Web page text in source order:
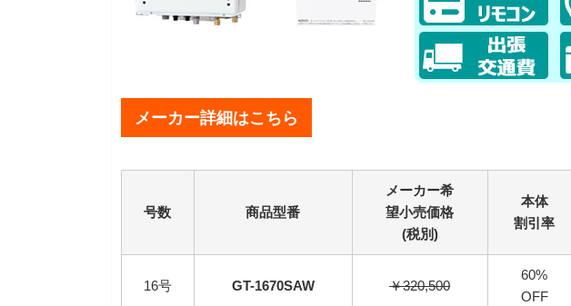
メーカー詳細はこちら
号数 商品型番
メーカー希
望小売価格
(税別)
本体
割引率
16号 GT-1670SAW ￥320,500
60%
OFF